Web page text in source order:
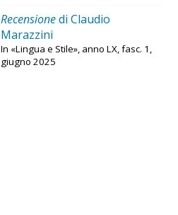
Recensionedi Claudio
Marazzini
In «Lingua e Stile», anno LX, fasc. 1,
giugno 2025